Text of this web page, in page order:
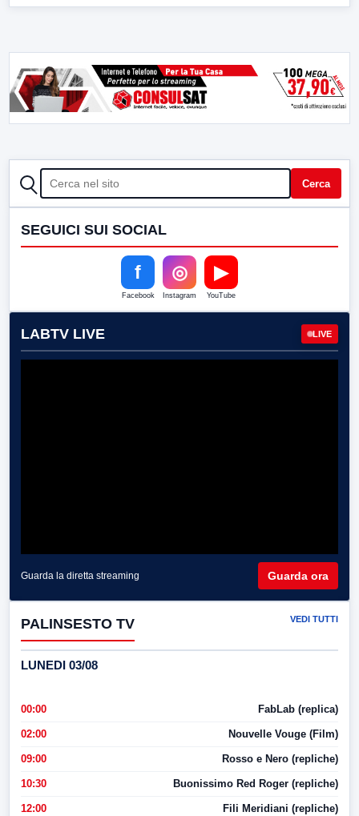
CERCA Cerca
SEGUICI SUI SOCIAL
f
Facebook
◎
Instagram
▶
YouTube
LABTV LIVE LIVE
Guarda la diretta streaming Guarda ora
PALINSESTO TV VEDI TUTTI
LUNEDI 03/08
00:00 FabLab (replica)
02:00 Nouvelle Vouge (Film)
09:00 Rosso e Nero (repliche)
10:30 Buonissimo Red Roger (repliche)
12:00 Fili Meridiani (repliche)